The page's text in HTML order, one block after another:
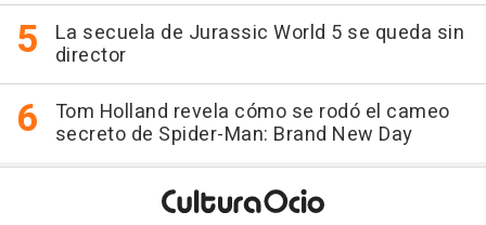
La secuela de Jurassic World 5 se queda sin
director
Tom Holland revela cómo se rodó el cameo
secreto de Spider-Man: Brand New Day